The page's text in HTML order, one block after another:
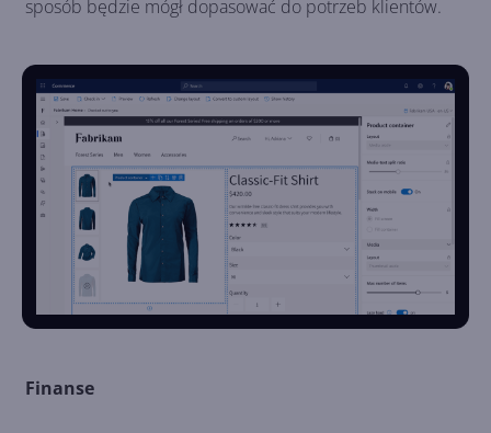
sposób będzie mógł dopasować do potrzeb klientów.
Finanse